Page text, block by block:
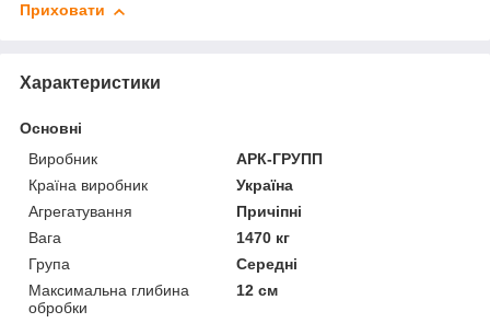
Приховати
Характеристики
Основні
Виробник
АРК-ГРУПП
Країна виробник
Україна
Агрегатування
Причіпні
Вага
1470 кг
Група
Середні
Максимальна глибина
обробки
12 см